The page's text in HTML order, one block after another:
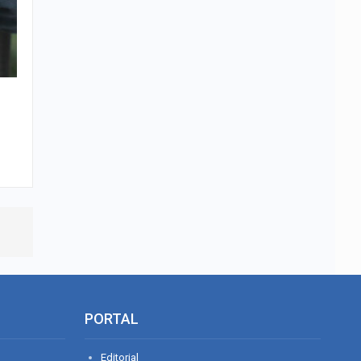
PORTAL
Editorial